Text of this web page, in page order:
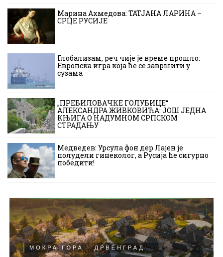
Марина Ахмедова: ТАТЈАНА ЛАРИНА –
СРЦЕ РУСИЈЕ
Глобализам, реч чије је време прошло:
Европска игра која ће се завршити у
сузама
„ПРЕБИЛОВАЧКЕ ГОЛУБИЦЕ“
АЛЕКСАНДРА ЖИВКОВИЋА: ЈОШ ЈЕДНА
КЊИГА О НАДУМНОМ СРПСКОМ
СТРАДАЊУ
Медведев: Урсула фон дер Лајен је
полудели гинеколог, а Русија ће сигурно
победити!